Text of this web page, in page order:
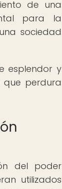
de una
para la
sociedad
esplendor y
que perdura
del poder
utilizados